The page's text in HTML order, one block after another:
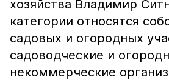
хозяйства Владимир
категории относятся
садовых и огородных
садоводческие и
некоммерческие